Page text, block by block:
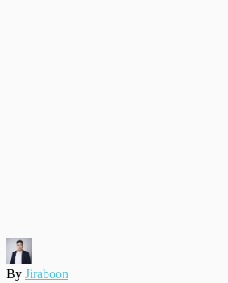
By Jiraboon